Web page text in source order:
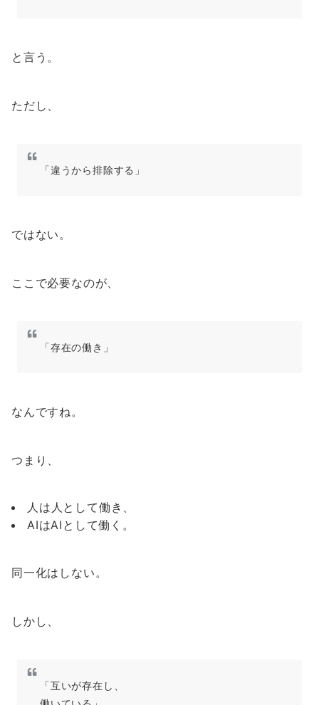
と言う。
ただし、
「違うから排除する」
ではない。
ここで必要なのが、
「存在の働き」
なんですね。
つまり、
人は人として働き、
AIはAIとして働く。
同一化はしない。
しかし、
「互いが存在し、